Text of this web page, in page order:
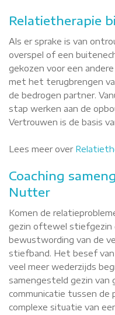
Relatietherapie
Als er sprake is van
overspel of een
gekozen voor een
met het terugbrengen
de bedrogen partner.
stap werken aan de
Vertrouwen is de basis
Lees meer over
Coaching
Nutter
Komen de
gezin oftewel stiefgezin
bewustwording van de
stiefband. Het besef
veel meer wederzijds
samengesteld gezin van
communicatie tussen de
complexe situatie van